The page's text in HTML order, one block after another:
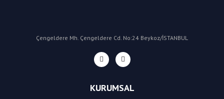
Çengeldere Mh. Çengeldere Cd. No:24 Beykoz/İSTANBUL
KURUMSAL